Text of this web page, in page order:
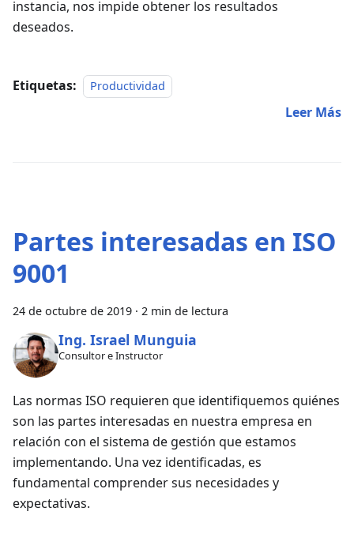
instancia, nos impide obtener los resultados
deseados.
Etiquetas: Productividad
Leer Más
Partes interesadas en ISO
9001
24 de octubre de 2019 · 2 min de lectura
Ing. Israel Munguia
Consultor e Instructor
Las normas ISO requieren que identifiquemos quiénes
son las partes interesadas en nuestra empresa en
relación con el sistema de gestión que estamos
implementando. Una vez identificadas, es
fundamental comprender sus necesidades y
expectativas.